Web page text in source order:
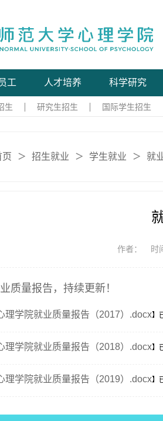
工 人才培养 科学研究
生 研究生招生 国际学生招生
页 ＞ 招生就业 ＞ 学生就业 ＞ 就
作者： 时
质量报告，持续更新！
理学院就业质量报告（2017）.docx】
理学院就业质量报告（2018）.docx】
理学院就业质量报告（2019）.docx】